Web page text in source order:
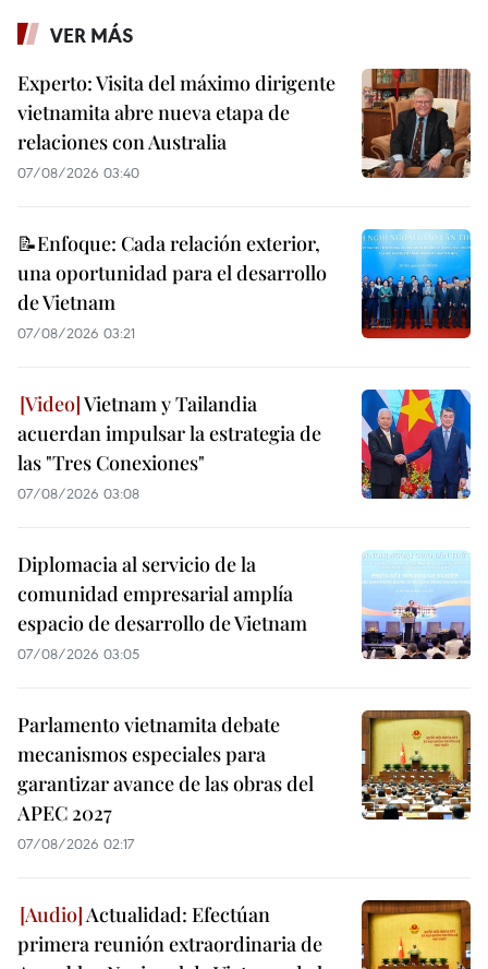
VER MÁS
Experto: Visita del máximo dirigente
vietnamita abre nueva etapa de
relaciones con Australia
07/08/2026 03:40
📝Enfoque: Cada relación exterior,
una oportunidad para el desarrollo
de Vietnam
07/08/2026 03:21
Vietnam y Tailandia
acuerdan impulsar la estrategia de
las "Tres Conexiones"
07/08/2026 03:08
Diplomacia al servicio de la
comunidad empresarial amplía
espacio de desarrollo de Vietnam
07/08/2026 03:05
Parlamento vietnamita debate
mecanismos especiales para
garantizar avance de las obras del
APEC 2027
07/08/2026 02:17
Actualidad: Efectúan
primera reunión extraordinaria de